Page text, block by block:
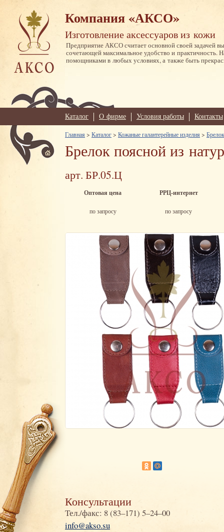
Компания «АКСО»
Изготовление аксессуаров из кожи
Предприятие АКСО считает основной своей задачей
сочетающей максимальное удобство и практичность.
помощниками в любых условиях, а также быть
Каталог О фирме Условия работы Контакты
Главная > Каталог> Кожаные галантерейные изделия >
Брелок поясной из
арт. БР.05.Ц
Оптовая цена
по запросу
РРЦ-интернет
по запросу
Консультации
Тел./факс: 8 (83–171) 5–24–00
info@akso.su